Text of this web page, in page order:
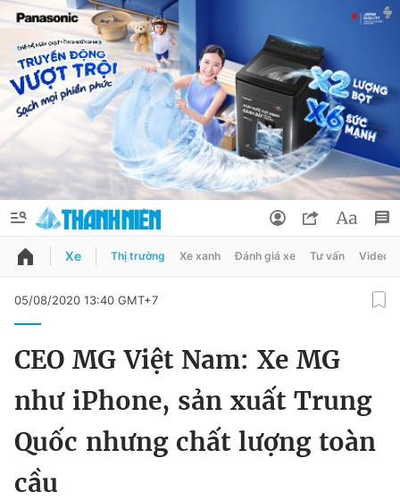
QUẢNG CÁO
Chuyên mục khác
Chào ngày mới
Đổi mật khẩu
Tin đã lưu
Tin đã xem
Đăng xuất
Xe Thị trường Xe xanh Đánh giá xe Tư vấn Video
05/08/2020 13:40 GMT+7
CEO MG Việt Nam: Xe MG
như iPhone, sản xuất Trung
Quốc nhưng chất lượng toàn
cầu